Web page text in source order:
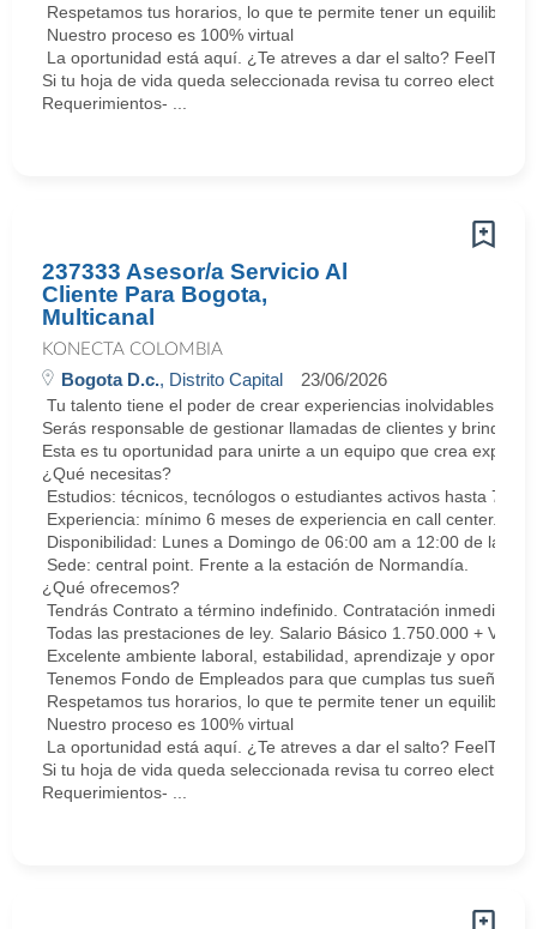
Respetamos tus horarios, lo que te permite tener un equilibrio
Nuestro proceso es 100% virtual
La oportunidad está aquí. ¿Te atreves a dar el salto?
Si tu hoja de vida queda seleccionada revisa tu correo
Requerimientos- ...
237333 Asesor/a Servicio Al
Cliente Para Bogota,
Multicanal
KONECTA COLOMBIA
Bogota D.c., Distrito Capital 23/06/2026
Tu talento tiene el poder de crear experiencias inolvidables.
Serás responsable de gestionar llamadas de clientes y brindar
Esta es tu oportunidad para unirte a un equipo que crea
¿Qué necesitas?
Estudios: técnicos, tecnólogos o estudiantes activos hasta 7
Experiencia: mínimo 6 meses de experiencia en call center.
Disponibilidad: Lunes a Domingo de 06:00 am a 12:00 de la
Sede: central point. Frente a la estación de Normandía.
¿Qué ofrecemos?
Tendrás Contrato a término indefinido. Contratación inmediata.
Todas las prestaciones de ley. Salario Básico 1.750.000 +
Excelente ambiente laboral, estabilidad, aprendizaje y
Tenemos Fondo de Empleados para que cumplas tus sueños y
Respetamos tus horarios, lo que te permite tener un equilibrio
Nuestro proceso es 100% virtual
La oportunidad está aquí. ¿Te atreves a dar el salto?
Si tu hoja de vida queda seleccionada revisa tu correo
Requerimientos- ...